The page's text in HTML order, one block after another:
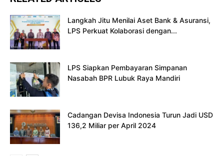
Langkah Jitu Menilai Aset Bank & Asuransi,
LPS Perkuat Kolaborasi dengan...
LPS Siapkan Pembayaran Simpanan
Nasabah BPR Lubuk Raya Mandiri
Cadangan Devisa Indonesia Turun Jadi USD
136,2 Miliar per April 2024